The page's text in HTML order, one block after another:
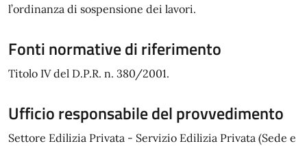
l’ordinanza di sospensione dei lavori.
Fonti normative di riferimento
Titolo IV del D.P.R. n. 380/2001.
Ufficio responsabile del provvedimento
Settore Edilizia Privata - Servizio Edilizia Privata (Sede e